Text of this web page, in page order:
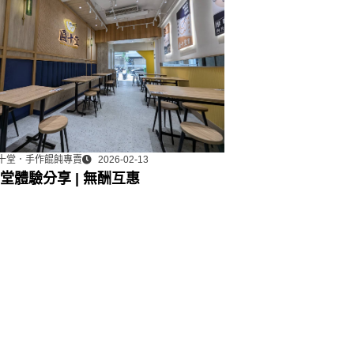
堂．手作餛飩專賣 2026-02-13
體驗分享 | 無酬互惠